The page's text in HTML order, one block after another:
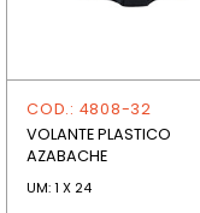
COD.: 4808-32
VOLANTE PLASTICO
AZABACHE
UM: 1 X 24